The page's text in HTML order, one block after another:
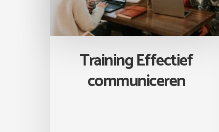
Training Effectief
communiceren